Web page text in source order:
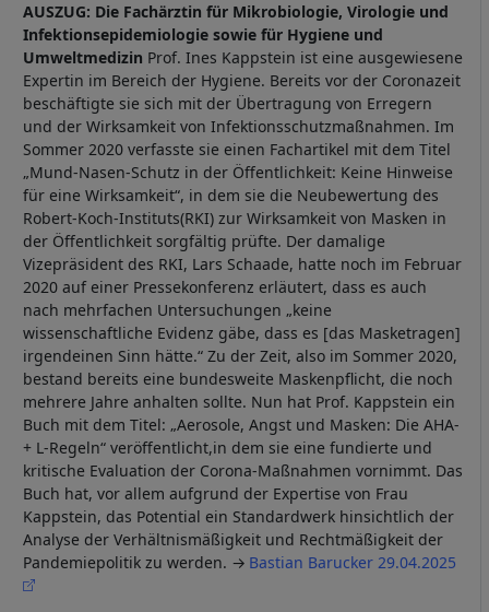
AUSZUG: Die Fachärztin für Mikrobiologie, Virologie und
Infektionsepidemiologie sowie für Hygiene und
Umweltmedizin Prof. Ines Kappstein ist eine ausgewiesene
Expertin im Bereich der Hygiene. Bereits vor der Coronazeit
beschäftigte sie sich mit der Übertragung von Erregern
und der Wirksamkeit von Infektionsschutzmaßnahmen. Im
Sommer 2020 verfasste sie einen Fachartikel mit dem Titel
„Mund-Nasen-Schutz in der Öffentlichkeit: Keine Hinweise
für eine Wirksamkeit“, in dem sie die Neubewertung des
Robert-Koch-Instituts(RKI) zur Wirksamkeit von Masken in
der Öffentlichkeit sorgfältig prüfte. Der damalige
Vizepräsident des RKI, Lars Schaade, hatte noch im Februar
2020 auf einer Pressekonferenz erläutert, dass es auch
nach mehrfachen Untersuchungen „keine
wissenschaftliche Evidenz gäbe, dass es [das Masketragen]
irgendeinen Sinn hätte.“ Zu der Zeit, also im Sommer 2020,
bestand bereits eine bundesweite Maskenpflicht, die noch
mehrere Jahre anhalten sollte. Nun hat Prof. Kappstein ein
Buch mit dem Titel: „Aerosole, Angst und Masken: Die AHA-
+ L-Regeln“ veröffentlicht,in dem sie eine fundierte und
kritische Evaluation der Corona-Maßnahmen vornimmt. Das
Buch hat, vor allem aufgrund der Expertise von Frau
Kappstein, das Potential ein Standardwerk hinsichtlich der
Analyse der Verhältnismäßigkeit und Rechtmäßigkeit der
Pandemiepolitik zu werden.
Bastian Barucker 29.04.2025